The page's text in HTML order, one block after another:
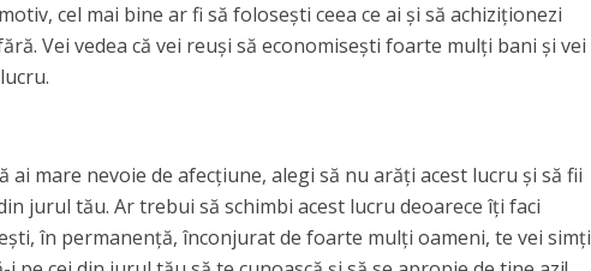
cel mai bine ar fi să folosești ceea ce ai și să achiziționezi
Vei vedea că vei reuși să economisești foarte mulți bani și vei
ai mare nevoie de afecțiune, alegi să nu arăți acest lucru și să fii
jurul tău. Ar trebui să schimbi acest lucru deoarece îți faci
în permanență, înconjurat de foarte mulți oameni, te vei simți